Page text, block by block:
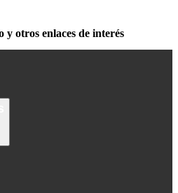
y otros enlaces de interés